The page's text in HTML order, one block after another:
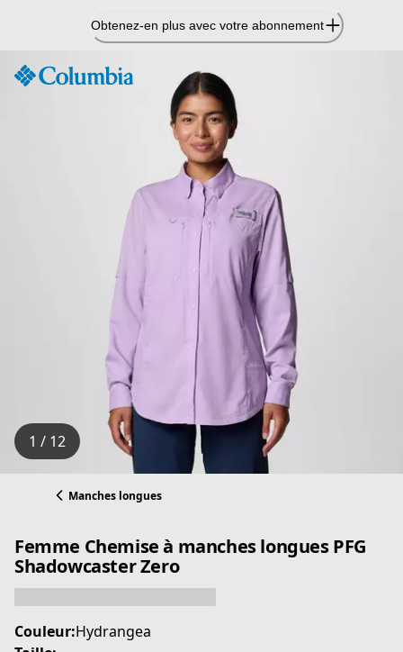
Obtenez-en plus avec votre abonnement
1 / 12
Manches longues
Femme Chemise à manches longues PFG
Shadowcaster Zero
Couleur:Hydrangea